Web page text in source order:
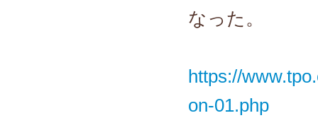
なった。
https://
on-01.php